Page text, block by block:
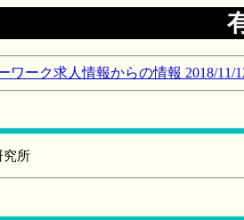
ワーク求人情報からの情報 2018/11/
所